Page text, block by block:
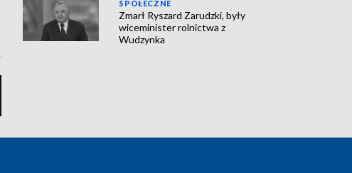
SPOŁECZNE
Zmarł Ryszard Zarudzki, były
wiceminister rolnictwa z
Wudzynka